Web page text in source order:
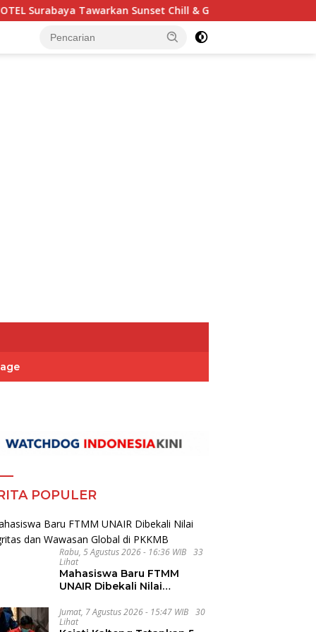
Tawarkan Sunset Chill & Grill, Ada BBQ dan Live Music
POPULER
Rabu, 5 Agustus 2026 - 16:36 WIB
33
Lihat
Mahasiswa Baru FTMM
UNAIR Dibekali Nilai
Global di PKKMB
Jumat, 7 Agustus 2026 - 15:47 WIB
30
Lihat